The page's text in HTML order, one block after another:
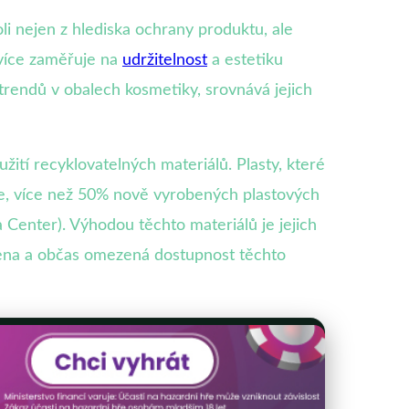
nejen z hlediska ochrany produktu, ale
zaměřuje na udržitelnost a estetiku
v obalech kosmetiky, srovnává jejich
recyklovatelných materiálů. Plasty, které
více než 50% nově vyrobených plastových
Výhodou těchto materiálů je jejich
a občas omezená dostupnost těchto